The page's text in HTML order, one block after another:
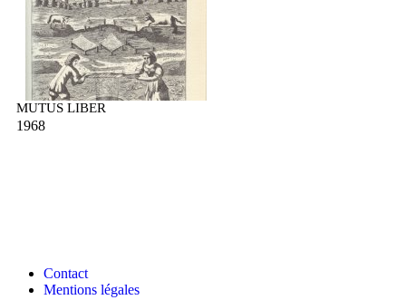
MUTUS LIBER
1968
Contact
Mentions légales